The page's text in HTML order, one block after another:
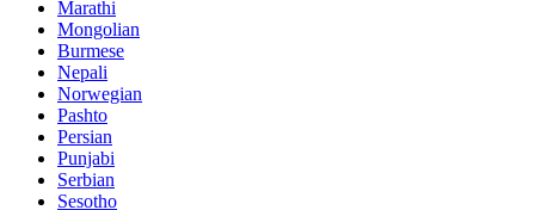
Marathi
Mongolian
Burmese
Nepali
Norwegian
Pashto
Persian
Punjabi
Serbian
Sesotho